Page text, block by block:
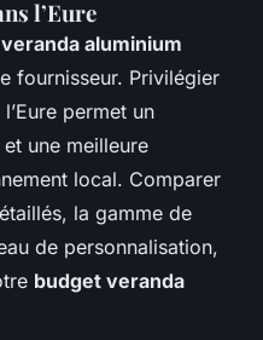
l’Eure
aluminium
fournisseur. Privilégier
permet un
une meilleure
local. Comparer
la gamme de
de personnalisation,
budget veranda